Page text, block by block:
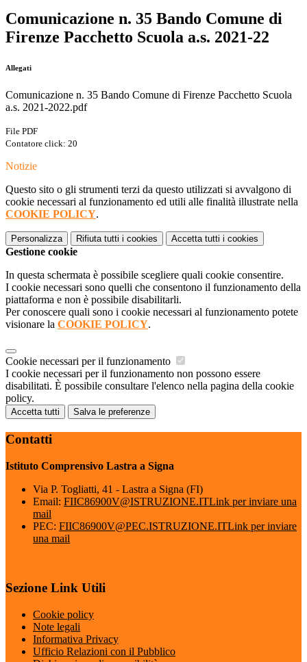
Comunicazione n. 35 Bando Comune di
Firenze Pacchetto Scuola a.s. 2021-22
Allegati
Comunicazione n. 35 Bando Comune di Firenze Pacchetto Scuola
a.s. 2021-2022.pdf
File PDF
Contatore click: 20
Notizie
Questo sito o gli strumenti terzi da questo utilizzati si avvalgono di
cookie necessari al funzionamento ed utili alle finalità illustrate nella
COOKIE POLICY.
Personalizza Rifiuta tutti i cookies Accetta tutti i cookies
Gestione cookie
In questa schermata è possibile scegliere quali cookie consentire.
I cookie necessari sono quelli che consentono il funzionamento della
piattaforma e non è possibile disabilitarli.
Per conoscere quali sono i cookie necessari al funzionamento potete
visionare la COOKIE POLICY.
Cookie necessari per il funzionamento
I cookie necessari per il funzionamento non possono essere
disabilitati. È possibile consultare l'elenco nella pagina della cookie
policy.
Accetta tutti Salva le preferenze
Contatti
Istituto Comprensivo Lastra a Signa
Via P. Togliatti, 41 - Lastra a Signa (FI)
Email: FIIC86900V@ISTRUZIONE.ITLink per inviare una
mail
PEC: FIIC86900V@PEC.ISTRUZIONE.ITLink per inviare
una mail
Sezione Link Utili
Cookie policy
Note legali
Informativa Privacy
Ufficio Relazioni con il Pubblico